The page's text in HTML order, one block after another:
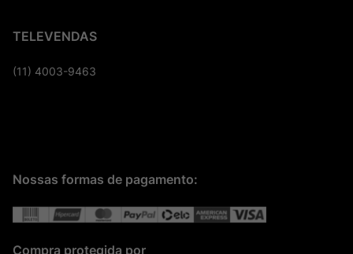
TELEVENDAS
(11) 4003-9463
Nossas formas de pagamento:
Compra protegida por